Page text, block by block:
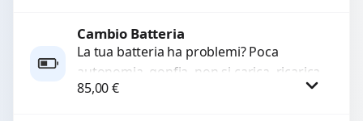
Procedi
Cambio Batteria
La tua batteria ha problemi? Poca
autonomia, gonfia, non si carica, ricarica
lenta o cicli di ricarica esauriti?
85,00€